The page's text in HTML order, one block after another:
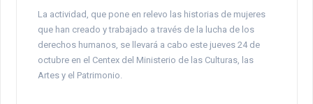
La actividad, que pone en relevo las historias de mujeres
que han creado y trabajado a través de la lucha de los
derechos humanos, se llevará a cabo este jueves 24 de
octubre en el Centex del Ministerio de las Culturas, las
Artes y el Patrimonio.